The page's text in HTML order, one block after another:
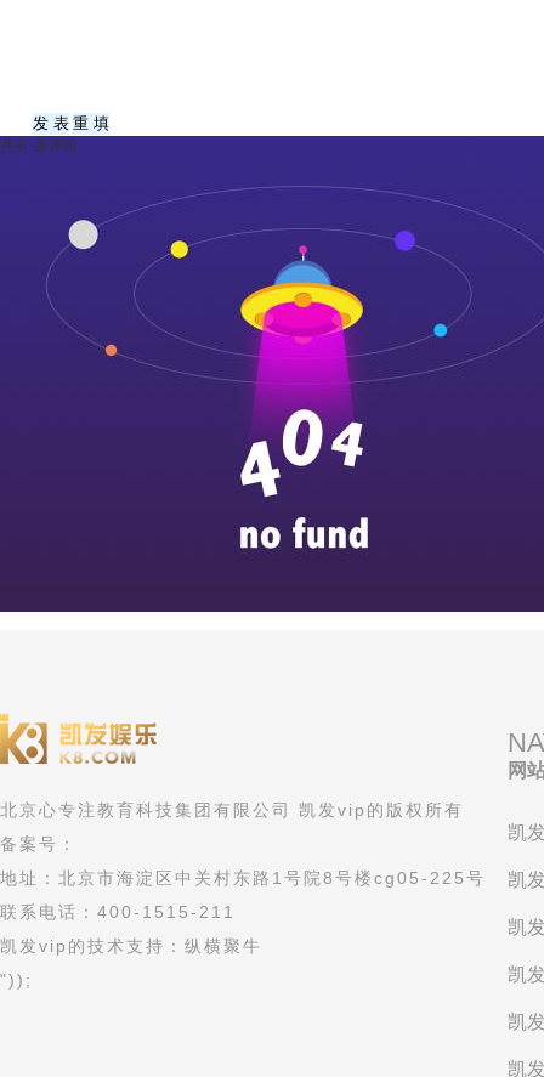
共有-条评论
北京心专注教育科技集团有限公司 凯发vip的版权所有
备案号：
地址：北京市海淀区中关村东路1号院8号楼cg05-225号
联系电话：400-1515-211
凯发vip的技术支持：纵横聚牛
"));
网
凯
凯
凯
凯
凯
凯